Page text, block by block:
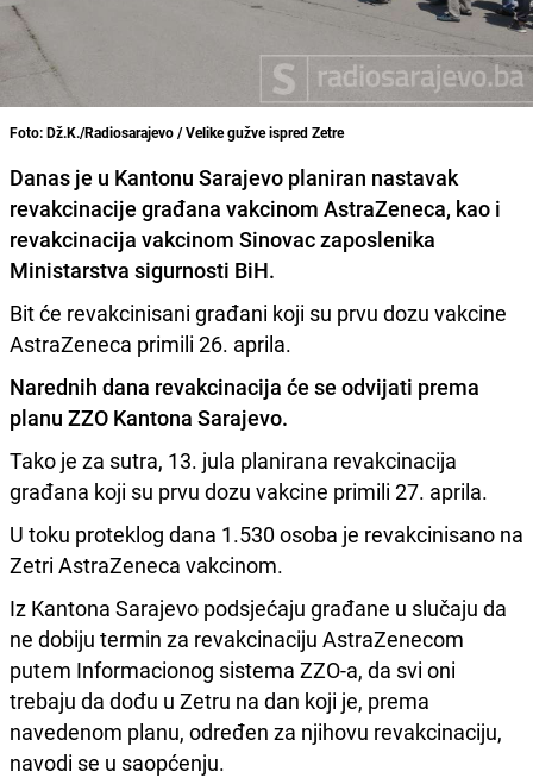
Foto: Dž.K./Radiosarajevo / Velike gužve ispred Zetre
Danas je u Kantonu Sarajevo planiran nastavak
revakcinacije građana vakcinom AstraZeneca, kao i
revakcinacija vakcinom Sinovaczaposlenika
Ministarstva sigurnosti BiH.
Bit će revakcinisani građani koji su prvu dozu vakcine
AstraZeneca primili 26. aprila.
Narednih dana revakcinacija će se odvijati prema
planu ZZO Kantona Sarajevo.
Tako je za sutra, 13. jula planirana revakcinacija
građana koji su prvu dozu vakcine primili 27. aprila.
U toku proteklog dana 1.530 osoba je revakcinisano na
Zetri AstraZeneca vakcinom.
Iz Kantona Sarajevo podsjećaju građane u slučaju da
ne dobiju termin za revakcinaciju AstraZenecom
putem Informacionog sistema ZZO-a, da svi oni
trebaju da dođu u Zetru na dan koji je, prema
navedenom planu, određen za njihovu revakcinaciju,
navodi se u saopćenju.